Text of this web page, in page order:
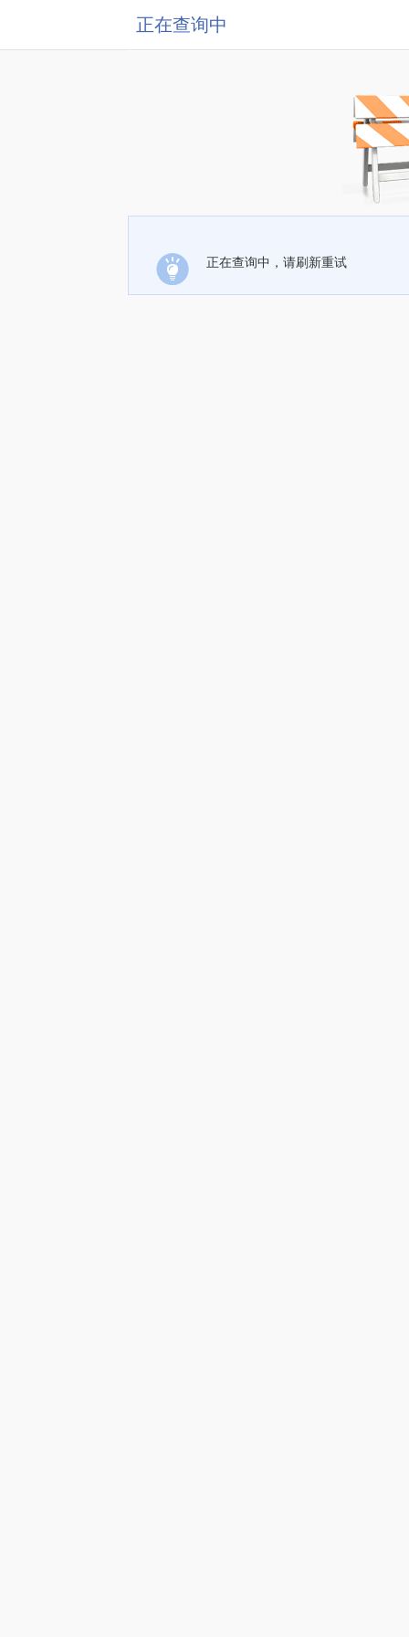
正在查询中
正在查询中，请刷新重试